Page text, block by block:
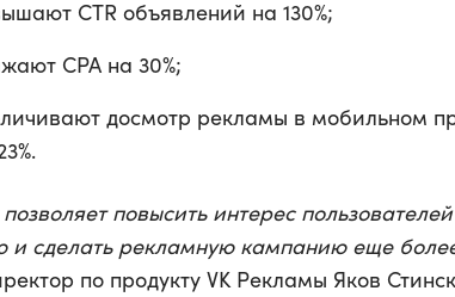
CTR объявлений на 130%;
CPA на 30%;
досмотр рекламы в мобильном
повысить интерес
и сделать рекламную кампанию еще
по продукту VK Рекламы Яков